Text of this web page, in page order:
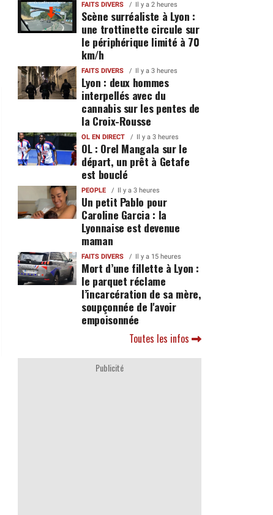
FAITS DIVERS Il y a 2 heures
Scène surréaliste à Lyon :
une trottinette circule sur
le périphérique limité à 70
km/h
FAITS DIVERS Il y a 3 heures
Lyon : deux hommes
interpellés avec du
cannabis sur les pentes de
la Croix-Rousse
OL EN DIRECT Il y a 3 heures
OL : Orel Mangala sur le
départ, un prêt à Getafe
est bouclé
PEOPLE Il y a 3 heures
Un petit Pablo pour
Caroline Garcia : la
Lyonnaise est devenue
maman
FAITS DIVERS Il y a 15 heures
Mort d’une fillette à Lyon :
le parquet réclame
l’incarcération de sa mère,
soupçonnée de l'avoir
empoisonnée
Toutes les infos
Publicité